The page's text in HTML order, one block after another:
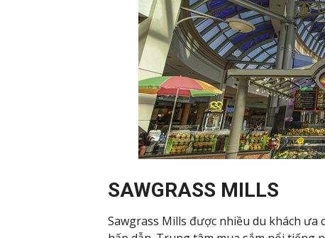
SAWGRASS MILLS
Sawgrass Mills được nhiều du khách